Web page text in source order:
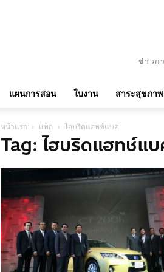
ข่าวก
แผนการสอน ใบงาน สาระสุขภาพ
หน้าแรก แท็ก ไฮบริดแฮทช์แบค
Tag: ไฮบริดแฮทช์แ